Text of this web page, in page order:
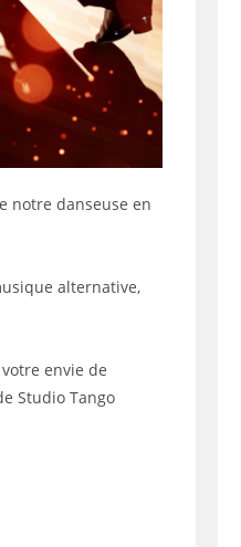
notre danseuse en
alternative,
envie de
Studio Tango